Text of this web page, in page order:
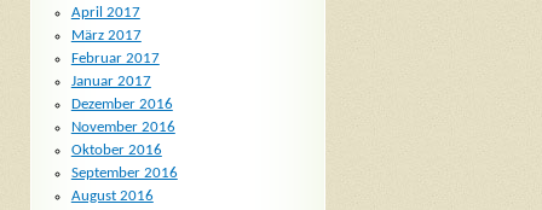
April 2017
März 2017
Februar 2017
Januar 2017
Dezember 2016
November 2016
Oktober 2016
September 2016
August 2016